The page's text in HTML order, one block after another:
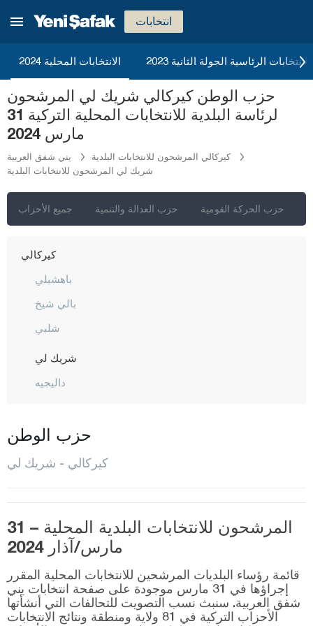
انتخابات
الانتخابات المحلية 2024 2023 الانتخابات الرئاسية الجولة الثانية
حزب الوطن كيركالي شريك لي المرشحون
لرئاسة البلدية للانتخابات المحلية التركية 31
مارس 2024
يني شفق العربية
كيركالي المرشحون للانتخابات البلدية
شريك لي المرشحون للانتخابات البلدية
جميع الأحزاب حزب العدالة والتنمية حزب الحركة القومية
إيغدير
قهرمان ماراش
قارابوك
كرامان
كارس
كاستاموني
كلّس
كيركالي
باهشيلي
بالي شيخ
شلبي
شريك لي
داليجيه
كاراكيشلي
سولاكيورت
ياهشيهان
قرقلر ايلي
قرشهير
قوجه ايلي
حزب الوطن
كيركالي - شريك لي
المرشحون للانتخابات البلدية المحلية – 31
مارس/آذار 2024
قائمة رؤساء البلديات المرشحين للانتخابات المحلية المقرر
إجراؤها في 31 مارس موجودة على صفحة انتخابات يني
شفق العربية. سنبث نسب التصويت للتحالفات التي أنشأتها
الأحزاب التركية في 81 ولاية ومنطقة ونتائج الانتخابات